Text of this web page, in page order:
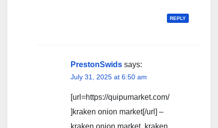
REPLY
PrestonSwids says:
July 31, 2025 at 6:50 am
[url=https://quipumarket.com/
]kraken onion market[/url] –
kraken onion market, kraken